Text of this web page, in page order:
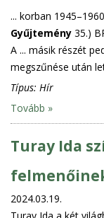
... korban
Gyűjtemény 35.)
A ... másik részét
megszűnése után
Típus: Hír
Tovább »
Turay Ida
2024.03.19.